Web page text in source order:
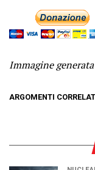
Immagine
ARGOMENTI